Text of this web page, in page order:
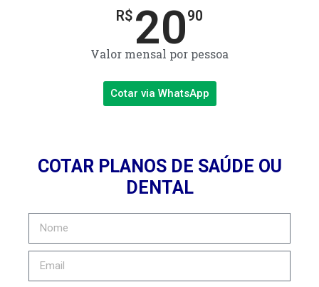
R$ 2090
Valor mensal por pessoa
Cotar via WhatsApp
COTAR PLANOS DE SAÚDE OU
DENTAL